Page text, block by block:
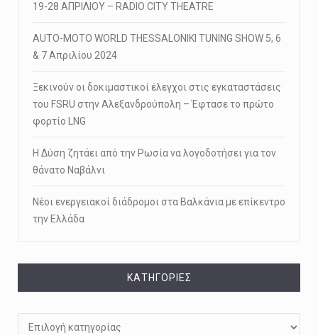
19-28 ΑΠΡΙΛΙΟΥ – RADIO CITY THEATRE
AUTO-MOTO WORLD THESSALONIKI TUNING SHOW 5, 6
& 7 Απριλίου 2024
Ξεκινούν οι δοκιμαστικοί έλεγχοι στις εγκαταστάσεις
του FSRU στην Αλεξανδρούπολη – Έφτασε το πρώτο
φορτίο LNG
Η Δύση ζητάει από την Ρωσία να λογοδοτήσει για τον
θάνατο Ναβάλνι
Νέοι ενεργειακοί διάδρομοι στα Βαλκάνια με επίκεντρο
την Ελλάδα
KΑΤΗΓΟΡΊΕΣ